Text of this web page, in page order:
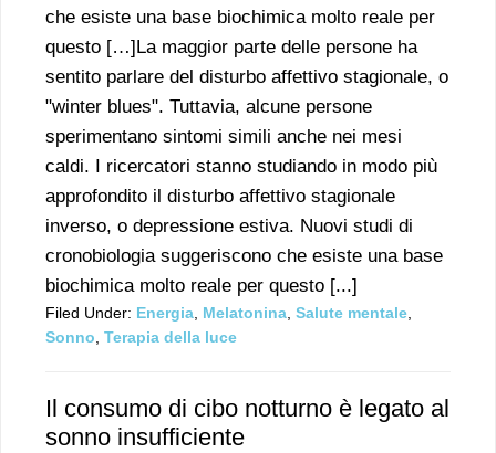
che esiste una base biochimica molto reale per
questo […]La maggior parte delle persone ha
sentito parlare del disturbo affettivo stagionale, o
"winter blues". Tuttavia, alcune persone
sperimentano sintomi simili anche nei mesi
caldi. I ricercatori stanno studiando in modo più
approfondito il disturbo affettivo stagionale
inverso, o depressione estiva. Nuovi studi di
cronobiologia suggeriscono che esiste una base
biochimica molto reale per questo [...]
Filed Under: Energia Melatonina Salute mentale
Sonno Terapia della luce
Il consumo di cibo notturno è legato al
sonno insufficiente